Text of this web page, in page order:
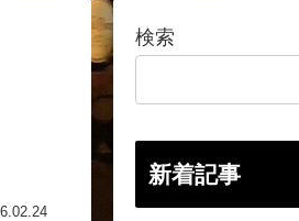
検索
新着記事